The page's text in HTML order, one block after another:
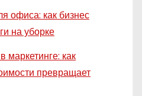
офиса: как бизнес
на уборке
как
превращает